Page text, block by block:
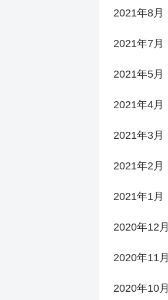
2021年8月
2021年7月
2021年5月
2021年4月
2021年3月
2021年2月
2021年1月
2020年12月
2020年11月
2020年10月